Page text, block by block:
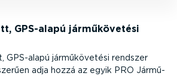
GPS-alapú jármű­kö­vetési
alapú jármű­kö­vetési rendszer
adja hozzá az egyik PRO Jármű­